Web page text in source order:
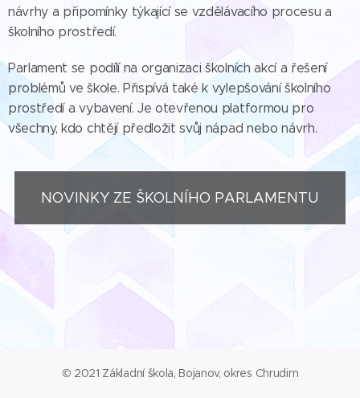
návrhy a připomínky týkající se vzdělávacího procesu a
školního prostředí.
Parlament se podílí na organizaci školních akcí a řešení
problémů ve škole. Přispívá také k vylepšování školního
prostředí a vybavení. Je otevřenou platformou pro
všechny, kdo chtějí předložit svůj nápad nebo návrh.
NOVINKY ZE ŠKOLNÍHO PARLAMENTU
© 2021 Základní škola, Bojanov, okres Chrudim